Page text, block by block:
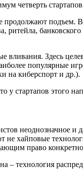
четверть
продолжают подъем.
ритейла,
вливания. Здесь
популярные
на киберспорт и др.).
у стартапов этого
неоднозначное и
не хайповые
право
– технология